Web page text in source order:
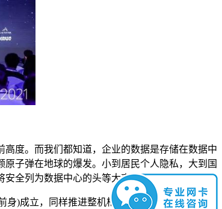
度。而我们都知道，企业的数据是存储在数据中
子弹在地球的爆发。小到居民个人隐私，大到国
安全列为数据中心的头等大事。
)成立，同样推进整机柜服务器行业规范的形